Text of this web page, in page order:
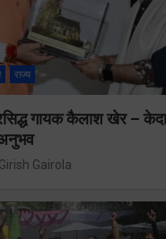
राज्य
गायक कैलाश खेर –
Girish Gairola